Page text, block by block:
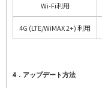
Wi-Fi利用
4G (LTE/WiMAX 2+) 利用
4．アップデート方法